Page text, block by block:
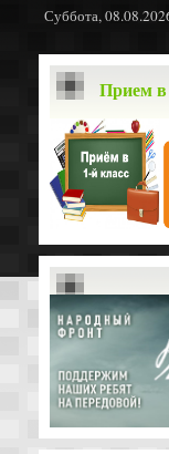
Суббота,
Прием в